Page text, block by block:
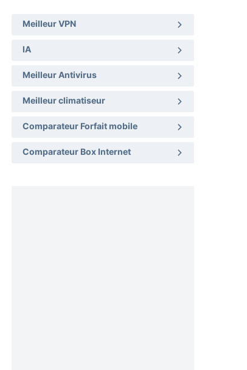
Meilleur VPN
IA
Meilleur Antivirus
Meilleur climatiseur
Comparateur Forfait mobile
Comparateur Box Internet